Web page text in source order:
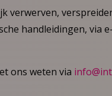
verwerven,
handleidingen, via
ons weten via